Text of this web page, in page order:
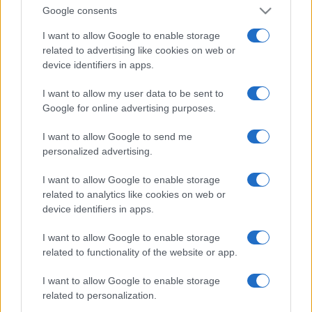
Google consents
I want to allow Google to enable storage
related to advertising like cookies on web or
device identifiers in apps.
I want to allow my user data to be sent to
Google for online advertising purposes.
I want to allow Google to send me
personalized advertising.
I want to allow Google to enable storage
related to analytics like cookies on web or
device identifiers in apps.
I want to allow Google to enable storage
related to functionality of the website or app.
I want to allow Google to enable storage
related to personalization.